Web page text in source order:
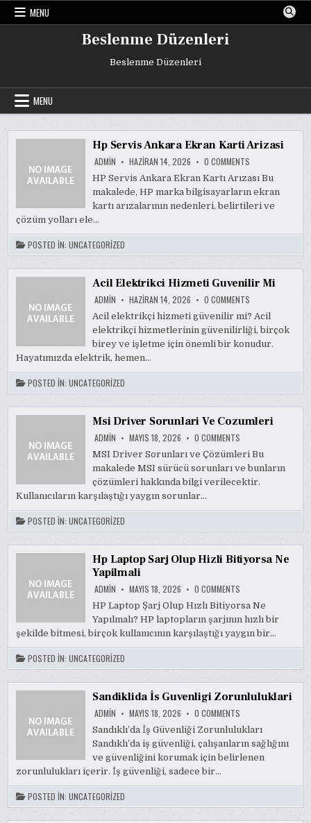
Skip
MENU
Beslenme Düzenleri
Beslenme Düzenleri
MENU
Hp Servis Ankara Ekran Karti Arizasi
ADMIN HAZIRAN 14, 2026 0 COMMENTS
SERVIS
ANKARA
EKRAN
KARTI
ARIZASI
HP Servis Ankara Ekran Kartı Arızası Bu
makalede, HP marka bilgisayarların ekran
kartı arızalarının nedenleri, belirtileri ve
çözüm yolları ele…
POSTED IN:UNCATEGORIZED
Acil Elektrikci Hizmeti Guvenilir Mi
ADMIN HAZIRAN 14, 2026 0 COMMENTS
ELEKTRIKCI
HIZMETI
GUVENILIR
MI
Acil elektrikçi hizmeti güvenilir mi? Acil
elektrikçi hizmetlerinin güvenilirliği, birçok
birey ve işletme için önemli bir konudur.
Hayatımızda elektrik, hemen…
POSTED IN:UNCATEGORIZED
Msi Driver Sorunlari Ve Cozumleri
ADMIN MAYIS 18, 2026 0 COMMENTS
DRIVER
SORUNLARI
VE
COZUMLERI
MSI Driver Sorunları ve Çözümleri Bu
makalede MSI sürücü sorunları ve bunların
çözümleri hakkında bilgi verilecektir.
Kullanıcıların karşılaştığı yaygın sorunlar…
POSTED IN:UNCATEGORIZED
Hp Laptop Sarj Olup Hizli Bitiyorsa Ne
Yapilmali
ADMIN MAYIS 18, 2026 0 COMMENTS
LAPTOP
SARJ
OLUP
HIZLI
BITIYORSA
NE
HP Laptop Şarj Olup Hızlı Bitiyorsa Ne
Yapılmalı? HP laptopların şarjının hızlı bir
şekilde bitmesi, birçok kullanıcının karşılaştığı yaygın bir…
POSTED IN:UNCATEGORIZED
Sandiklida İs Guvenligi Zorunluluklari
ADMIN MAYIS 18, 2026 0 COMMENTS
İS
GUVENLIGI
ZORUNLULUKLARI
Sandıklı’da İş Güvenliği Zorunlulukları
Sandıklı’da iş güvenliği, çalışanların sağlığını
ve güvenliğini korumak için belirlenen
zorunlulukları içerir. İş güvenliği, sadece bir…
POSTED IN:UNCATEGORIZED